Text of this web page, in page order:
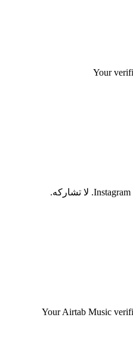
Your
Your Airtab Music